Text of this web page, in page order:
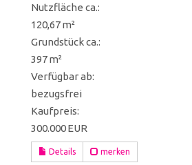
Nutzfläche ca.:
120,67 m²
Grund­stück ca.:
397 m²
Verfügbar ab:
bezugsfrei
Kaufpreis:
300.000 EUR
Details merken